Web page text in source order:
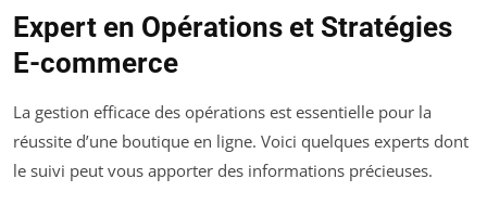
Expert en Opérations et Stratégies
E-commerce
La gestion efficace des opérations est essentielle pour la
réussite d’une boutique en ligne. Voici quelques experts dont
le suivi peut vous apporter des informations précieuses.